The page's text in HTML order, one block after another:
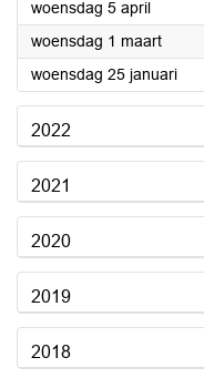
woensdag 5 april2023
woensdag 1 maart2023
woensdag 25 januari2023
2022
2021
2020
2019
2018